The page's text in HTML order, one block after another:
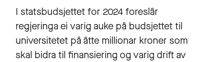
I statsbudsjettet for 2024 foreslår
regjeringa ei varig auke på budsjettet til
universitetet på åtte millionar kroner som
skal bidra til finansiering og varig drift av